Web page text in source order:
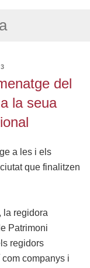
del
la seua
a les i els
que finalitzen
la regidora
Patrimoni
regidors
companys i